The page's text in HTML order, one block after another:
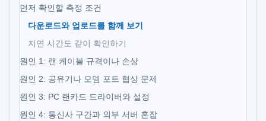
먼저 확인할 측정 조건
다운로드와 업로드를 함께 보기
지연 시간도 같이 확인하기
원인 1: 랜 케이블 규격이나 손상
원인 2: 공유기나 모뎀 포트 협상 문제
원인 3: PC 랜카드 드라이버와 설정
원인 4: 통신사 구간과 외부 서버 혼잡